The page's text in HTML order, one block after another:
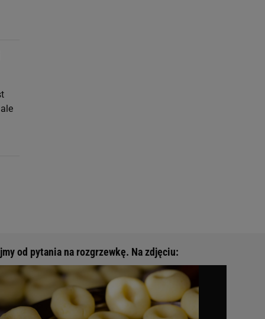
od pytania na rozgrzewkę. Na zdjęciu: